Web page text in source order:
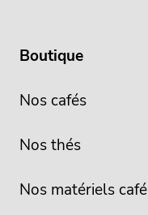
Boutique
Nos cafés
Nos thés
Nos matériels café